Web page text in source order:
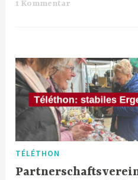
1 Kommentar
TÉLÉTHON
Partnerschaftsverein